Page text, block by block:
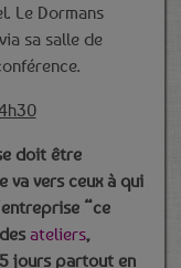
Le Dormans
sa salle de
doit être
va vers ceux à qui
“ce
ateliers,
jours partout en